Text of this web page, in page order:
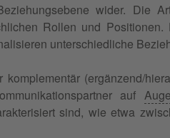
wider. Die
Rollen und Positionen.
unterschiedliche
(ergänzend/
auf
sind, wie etwa